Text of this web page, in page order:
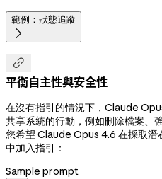
範例：狀態追蹤


平衡自主性與安全性
在沒有指引的情況下，Claude
共享系統的行動，例如刪除檔案、
您希望 Claude Opus 4.6 在採取潛
中加入指引：
Sample prompt